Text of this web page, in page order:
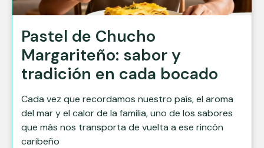
Pastel de Chucho
Margariteño: sabor y
tradición en cada bocado
Cada vez que recordamos nuestro país, el aroma
del mar y el calor de la familia, uno de los sabores
que más nos transporta de vuelta a ese rincón
caribeño